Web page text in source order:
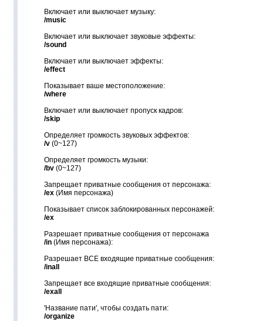
Включает или выключает музыку:
/music
Включает или выключает звуковые эффекты:
/sound
Включает или выключает эффекты:
/effect
Показывает ваше местоположение:
/where
Включает или выключает пропуск кадров:
/skip
Определяет громкость звуковых эффектов:
/v (0~127)
Определяет громкость музыки:
/bv (0~127)
Запрещает приватные сообщения от персонажа:
/ex (Имя персонажа)
Показывает список заблокированных персонажей:
/ex
Разрешает приватные сообщения от персонажа
/in (Имя персонажа):
Разрешает ВСЕ входящие приватные сообщения:
/inall
Запрещает все входящие приватные сообщения:
/exall
'Название пати', чтобы создать пати:
/organize